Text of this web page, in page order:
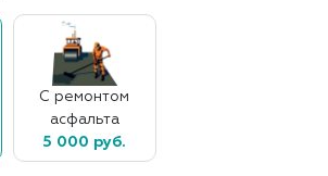
С ремонтом
асфальта
5 000 руб.